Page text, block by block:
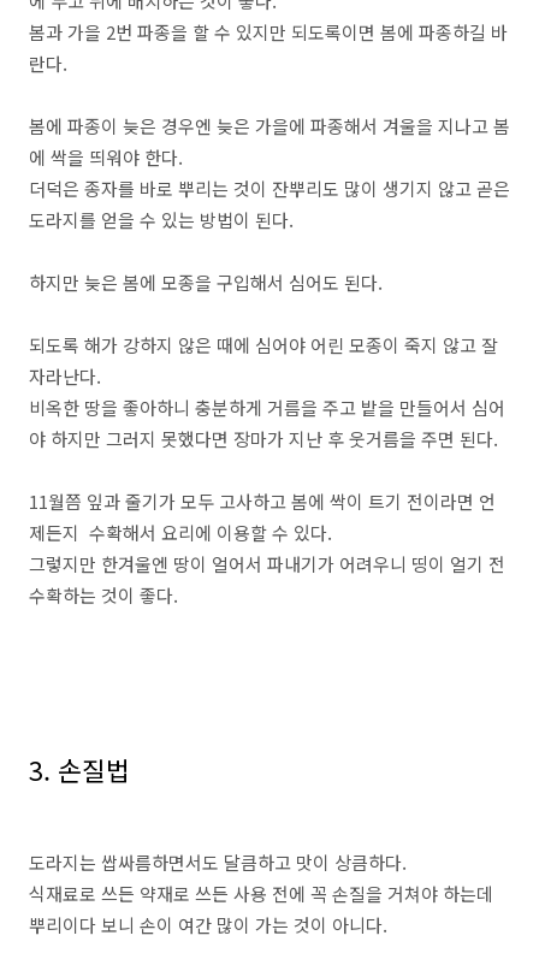
봄과 가을 2번 파종을 할 수 있지만 되도록이면 봄에 파종하길 바
란다.
봄에 파종이 늦은 경우엔 늦은 가을에 파종해서 겨울을 지나고 봄
에 싹을 띄워야 한다.
더덕은 종자를 바로 뿌리는 것이 잔뿌리도 많이 생기지 않고 곧은
도라지를 얻을 수 있는 방법이 된다.
하지만 늦은 봄에 모종을 구입해서 심어도 된다.
되도록 해가 강하지 않은 때에 심어야 어린 모종이 죽지 않고 잘
자라난다.
비옥한 땅을 좋아하니 충분하게 거름을 주고 밭을 만들어서 심어
야 하지만 그러지 못했다면 장마가 지난 후 웃거름을 주면 된다.
11월쯤 잎과 줄기가 모두 고사하고 봄에 싹이 트기 전이라면 언
제든지 수확해서 요리에 이용할 수 있다.
그렇지만 한겨울엔 땅이 얼어서 파내기가 어려우니 띵이 얼기 전
수확하는 것이 좋다.
3. 손질법
도라지는 쌉싸름하면서도 달큼하고 맛이 상큼하다.
식재료로 쓰든 약재로 쓰든 사용 전에 꼭 손질을 거쳐야 하는데
뿌리이다 보니 손이 여간 많이 가는 것이 아니다.